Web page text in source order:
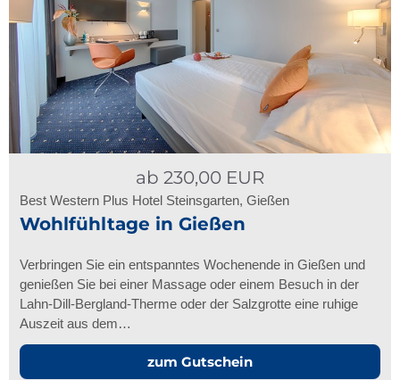
ab 230,00 EUR
Best Western Plus Hotel Steinsgarten, Gießen
Wohlfühltage in Gießen
Verbringen Sie ein entspanntes Wochenende in Gießen und
genießen Sie bei einer Massage oder einem Besuch in der
Lahn-Dill-Bergland-Therme oder der Salzgrotte eine ruhige
Auszeit aus dem…
zum Gutschein